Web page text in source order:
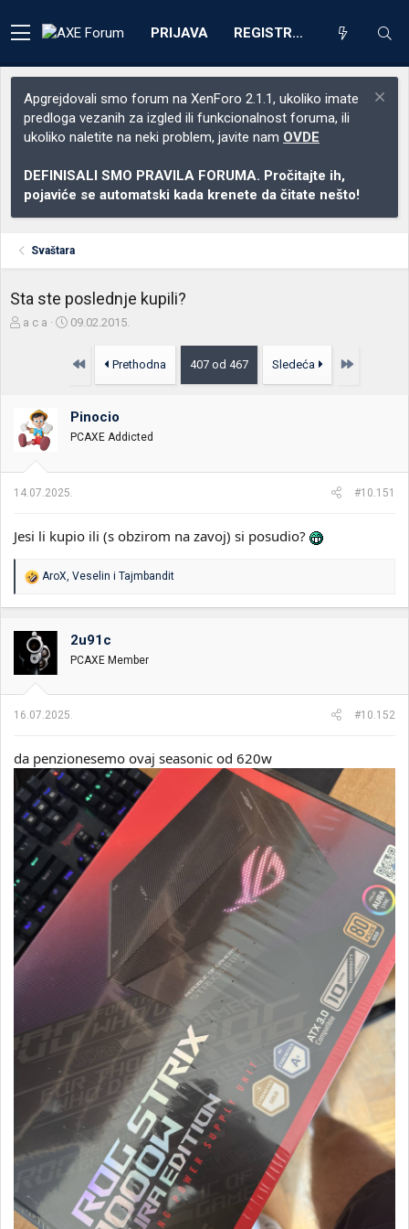
PRIJAVA REGISTRACIJA
Apgrejdovali smo forum na XenForo 2.1.1, ukoliko imate
predloga vezanih za izgled ili funkcionalnost foruma, ili
ukoliko naletite na neki problem, javite nam OVDE
DEFINISALI SMO PRAVILA FORUMA. Pročitajte ih,
pojaviće se automatski kada krenete da čitate nešto!
Svaštara
Sta ste poslednje kupili?
Z
i
k
e
m
a c a
D
u
o
k
e
j
09.02.2015.
Prvo Prethodna 407 od 467 Sledeća Poslednja
Pinocio
PCAXE Addicted
14.07.2025. #10.151
Jesi li kupio ili (s obzirom na zavoj) si posudio?
R
o
v
a
n
:
AroX Veselin i Tajmbandit
2u91c
PCAXE Member
16.07.2025. #10.152
da penzionesemo ovaj seasonic od 620w